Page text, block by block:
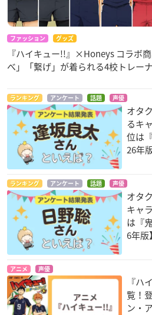
ファッション グッズ
『ハイキュー!!』×Honeys コラボ
べ」「繋げ」が着られる4校トレー
ランキング アンケート 話題 声優
オタ
るキ
位は
26年版
ランキング アンケート 話題 声優
オタ
キャ
は『
6年版】
アニメ 声優
『ハ
覧！
ン・